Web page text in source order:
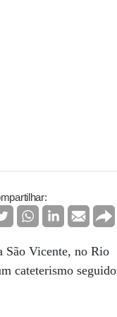
São Vicente, no Rio
cateterismo seguido